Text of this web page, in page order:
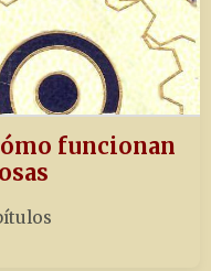
funcionan